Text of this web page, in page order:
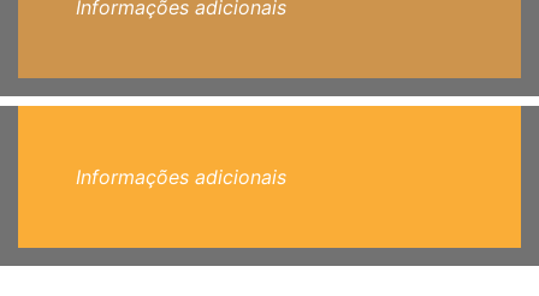
Informações adicionais
Informações adicionais